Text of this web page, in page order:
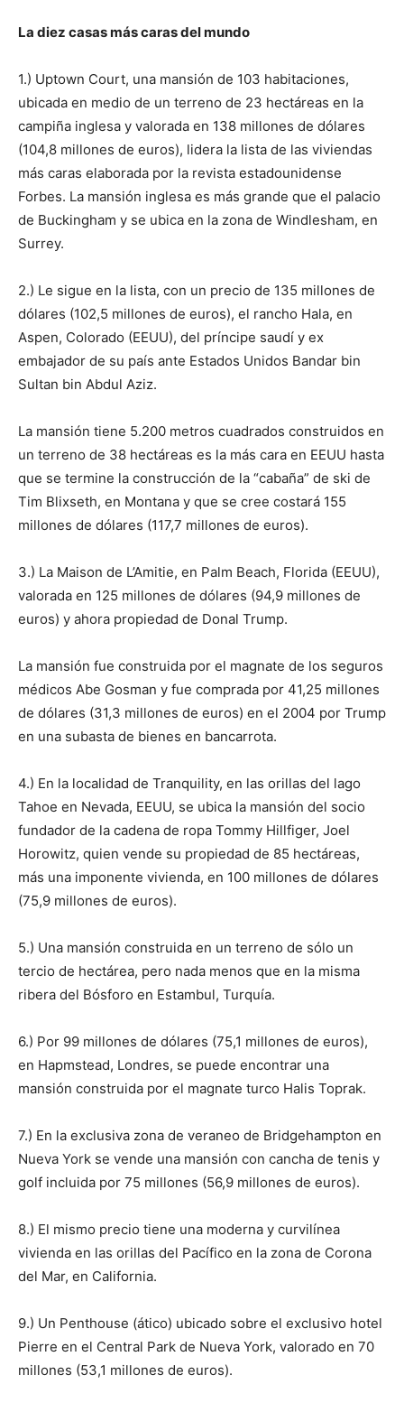
La diez casas más caras del mundo
1.) Uptown Court, una mansión de 103 habitaciones,
ubicada en medio de un terreno de 23 hectáreas en la
campiña inglesa y valorada en 138 millones de dólares
(104,8 millones de euros), lidera la lista de las viviendas
más caras elaborada por la revista estadounidense
Forbes. La mansión inglesa es más grande que el palacio
de Buckingham y se ubica en la zona de Windlesham, en
Surrey.
2.) Le sigue en la lista, con un precio de 135 millones de
dólares (102,5 millones de euros), el rancho Hala, en
Aspen, Colorado (EEUU), del príncipe saudí y ex
embajador de su país ante Estados Unidos Bandar bin
Sultan bin Abdul Aziz.
La mansión tiene 5.200 metros cuadrados construidos en
un terreno de 38 hectáreas es la más cara en EEUU hasta
que se termine la construcción de la “cabaña” de ski de
Tim Blixseth, en Montana y que se cree costará 155
millones de dólares (117,7 millones de euros).
3.) La Maison de L’Amitie, en Palm Beach, Florida (EEUU),
valorada en 125 millones de dólares (94,9 millones de
euros) y ahora propiedad de Donal Trump.
La mansión fue construida por el magnate de los seguros
médicos Abe Gosman y fue comprada por 41,25 millones
de dólares (31,3 millones de euros) en el 2004 por Trump
en una subasta de bienes en bancarrota.
4.) En la localidad de Tranquility, en las orillas del lago
Tahoe en Nevada, EEUU, se ubica la mansión del socio
fundador de la cadena de ropa Tommy Hillfiger, Joel
Horowitz, quien vende su propiedad de 85 hectáreas,
más una imponente vivienda, en 100 millones de dólares
(75,9 millones de euros).
5.) Una mansión construida en un terreno de sólo un
tercio de hectárea, pero nada menos que en la misma
ribera del Bósforo en Estambul, Turquía.
6.) Por 99 millones de dólares (75,1 millones de euros),
en Hapmstead, Londres, se puede encontrar una
mansión construida por el magnate turco Halis Toprak.
7.) En la exclusiva zona de veraneo de Bridgehampton en
Nueva York se vende una mansión con cancha de tenis y
golf incluida por 75 millones (56,9 millones de euros).
8.) El mismo precio tiene una moderna y curvilínea
vivienda en las orillas del Pacífico en la zona de Corona
del Mar, en California.
9.) Un Penthouse (ático) ubicado sobre el exclusivo hotel
Pierre en el Central Park de Nueva York, valorado en 70
millones (53,1 millones de euros).